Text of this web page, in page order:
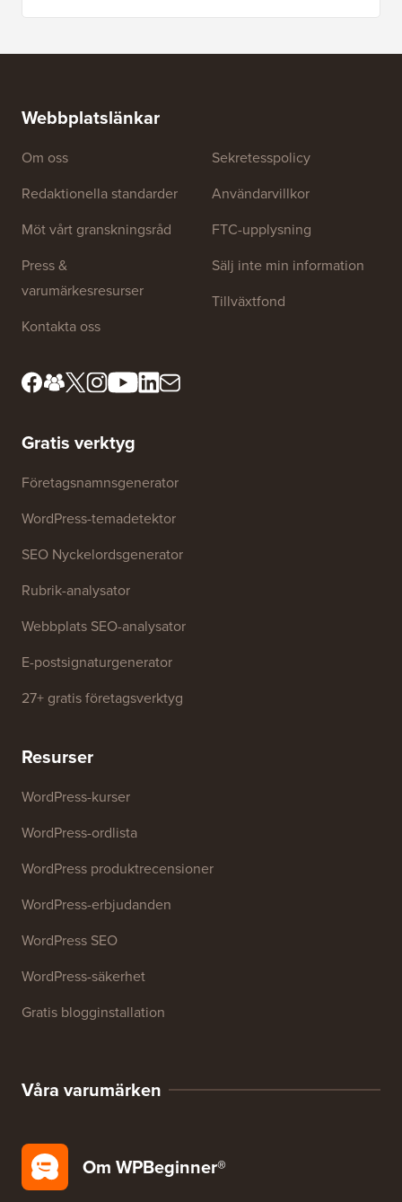
Webbplatslänkar
Om oss
Redaktionella standarder
Möt vårt granskningsråd
Press &
varumärkesresurser
Kontakta oss
Sekretesspolicy
Användarvillkor
FTC-upplysning
Sälj inte min information
Tillväxtfond
Gratis verktyg
Företagsnamnsgenerator
WordPress-temadetektor
SEO Nyckelordsgenerator
Rubrik-analysator
Webbplats SEO-analysator
E-postsignaturgenerator
27+ gratis företagsverktyg
Resurser
WordPress-kurser
WordPress-ordlista
WordPress produktrecensioner
WordPress-erbjudanden
WordPress SEO
WordPress-säkerhet
Gratis blogginstallation
Våra varumärken
Om WPBeginner®